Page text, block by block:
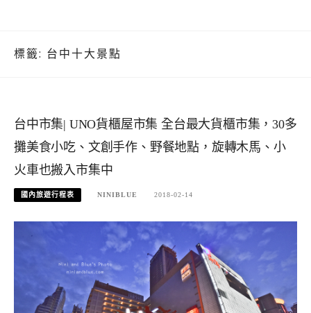
標籤: 台中十大景點
台中市集| UNO貨櫃屋市集 全台最大貨櫃市集，30多
攤美食小吃、文創手作、野餐地點，旋轉木馬、小
火車也搬入市集中
國內旅遊行程表 NINIBLUE 2018-02-14